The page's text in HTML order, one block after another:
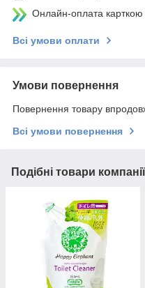
Онлайн-оплата
Всі умови оплати
Умови повернення
Повернення товару
Всі умови повернення
Подібні товари компанії